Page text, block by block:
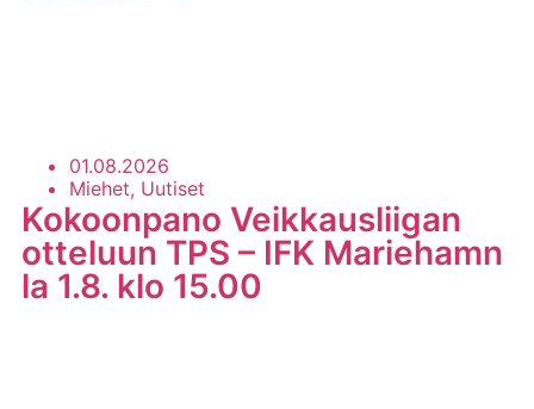
01.08.2026
Miehet, Uutiset
Kokoonpano Veikkausliigan
otteluun TPS – IFK Mariehamn
la 1.8. klo 15.00